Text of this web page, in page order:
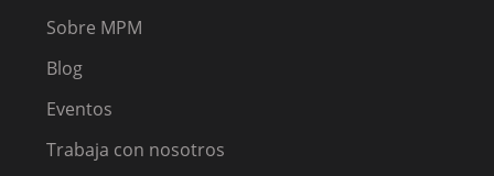
Sobre MPM
Blog
Eventos
Trabaja con nosotros